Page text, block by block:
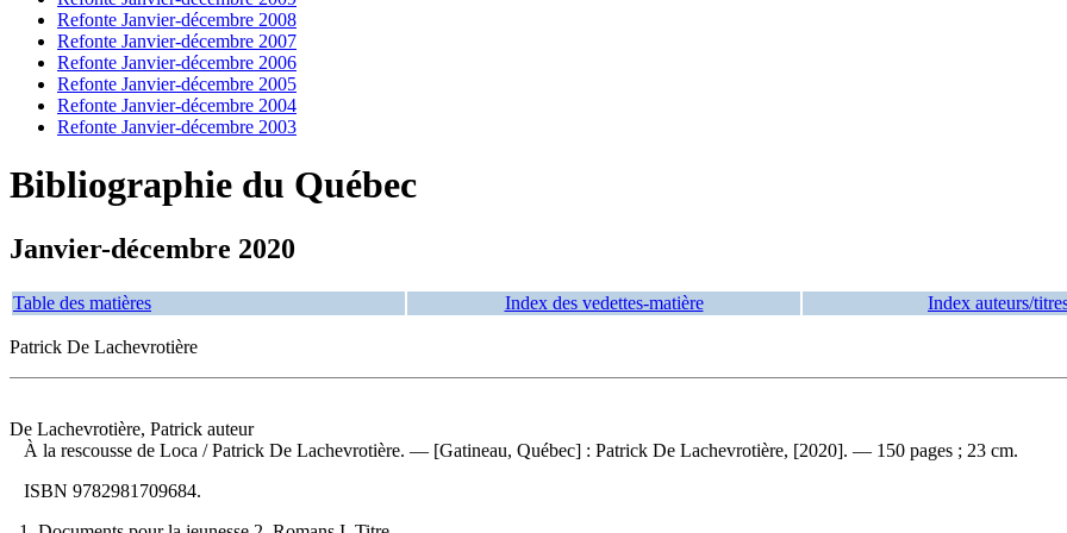
Refonte Janvier-décembre 2008
Refonte Janvier-décembre 2007
Refonte Janvier-décembre 2006
Refonte Janvier-décembre 2005
Refonte Janvier-décembre 2004
Refonte Janvier-décembre 2003
Bibliographie du Québec
Janvier-décembre 2020
Table des matières Index des vedettes-matière Index auteurs/
Patrick De Lachevrotière
De Lachevrotière, Patrick auteur
À la rescousse de Loca / Patrick De Lachevrotière. — [Gatineau, Québec] : Patrick De Lachevrotière, [2020]. — 150 pages ; 23 cm.
ISBN 9782981709684.